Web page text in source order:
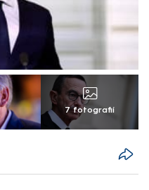
7 fotografií